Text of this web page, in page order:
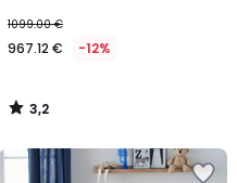
1099.00 €
967.12 € -12%
3,2
/